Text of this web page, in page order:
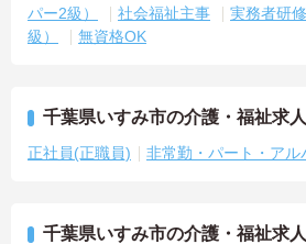
パー2級）
社会福祉主事
実務者研
級）
無資格OK
千葉県いすみ市の介護・福祉求
正社員(正職員) 非常勤・パート・アル
千葉県いすみ市の介護・福祉求